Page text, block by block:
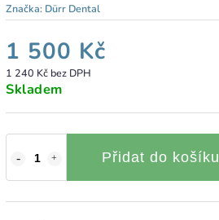
Značka: Dürr Dental
1 500 Kč
1 240 Kč bez DPH
Skladem
Přidat do košíku